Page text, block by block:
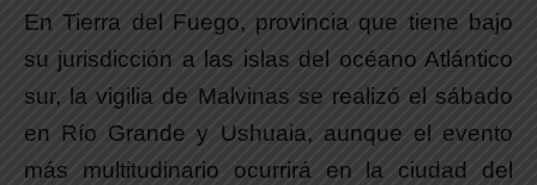
En Tierra del Fuego, provincia que tiene bajo
su jurisdicción a las islas del océano Atlántico
sur, la vigilia de Malvinas se realizó el sábado
en Río Grande y Ushuaia, aunque el evento
más multitudinario ocurrirá en la ciudad del